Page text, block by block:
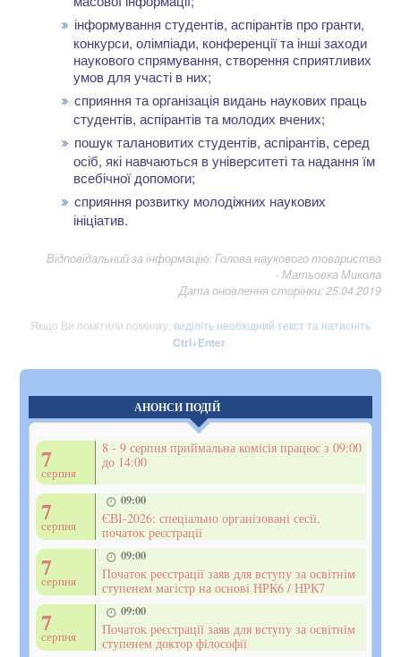
інформування студентів, аспірантів про гранти,
конкурси, олімпіади, конференції та інші заходи
наукового спрямування, створення сприятливих
умов для участі в них;
сприяння та організація видань наукових праць
студентів, аспірантів та молодих вчених;
пошук талановитих студентів, аспірантів, серед
осіб, які навчаються в університеті та надання їм
всебічної допомоги;
сприяння розвитку молодіжних наукових
ініціатив.
Відповідальний за інформацію: Голова наукового товариства
- Матьовка Микола
Дата оновлення сторінки: 25.04.2019
Якщо Ви помітили помилку, виділіть необхідний текст та натисніть
Ctrl+Enter
АНОНСИ ПОДІЙ
7
серпня
8 - 9 серпня приймальна комісія працює з 09:00
до 14:00
7
серпня
09:00
ЄВІ-2026: спеціально організовані сесії,
початок реєстрації
7
серпня
09:00
Початок реєстрації заяв для вступу за освітнім
ступенем магістр на основі НРК6 / НРК7
7
серпня
09:00
Початок реєстрації заяв для вступу за освітнім
ступенем доктор філософії